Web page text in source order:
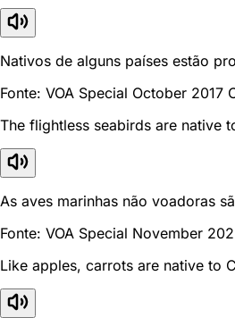
Nativos de alguns países estão
Fonte: VOA Special October 2017
The flightless seabirds are native
As aves marinhas não voadoras
Fonte: VOA Special November
Like apples, carrots are native to